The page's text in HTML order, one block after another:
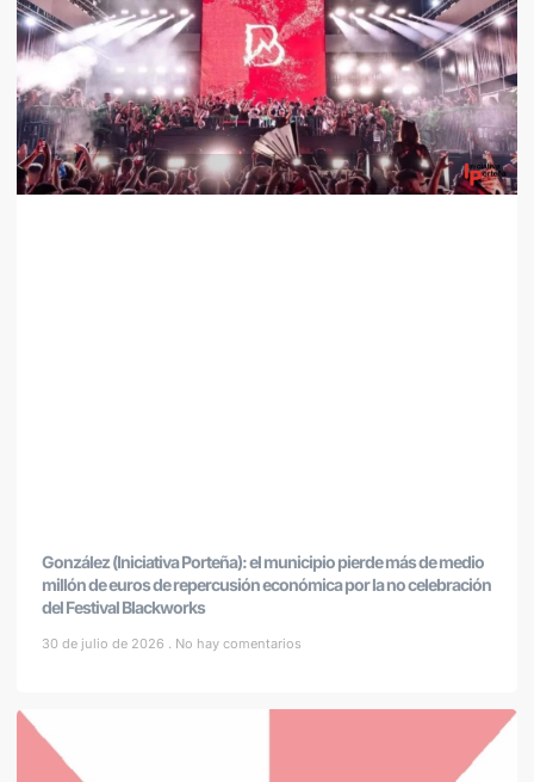
González (Iniciativa Porteña): el municipio pierde más de medio
millón de euros de repercusión económica por la no celebración
del Festival Blackworks
30 de julio de 2026 No hay comentarios